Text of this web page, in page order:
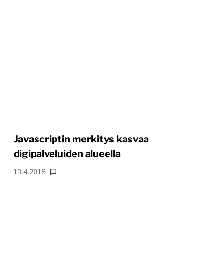
Javascriptin merkitys kasvaa
digipalveluiden alueella
10.4.2018